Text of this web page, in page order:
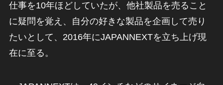
仕事を10年ほどしていたが、他社製品を売ること
に疑問を覚え、自分の好きな製品を企画して売り
たいとして、2016年にJAPANNEXTを立ち上げ現
在に至る。